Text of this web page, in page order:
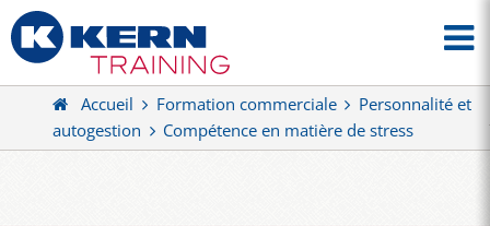
Accueil Formation commerciale
Personnalité et
autogestion
Compétence en matière de stress